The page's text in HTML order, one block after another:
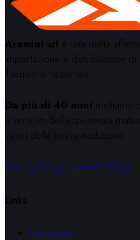
Aramini srl è una realtà
importazione e distribuzione di
il territorio nazionale.
Da più di 40 anni mettiamo
a servizio dell’esperienza
valori della nostra tradizione.
Privacy Policy Cookie Policy
Links
Chi siamo